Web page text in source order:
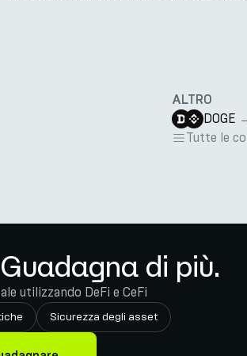
ALTRO
DOGE
Tutte le
di più.
utilizzando DeFi e CeFi
Sicurezza degli asset